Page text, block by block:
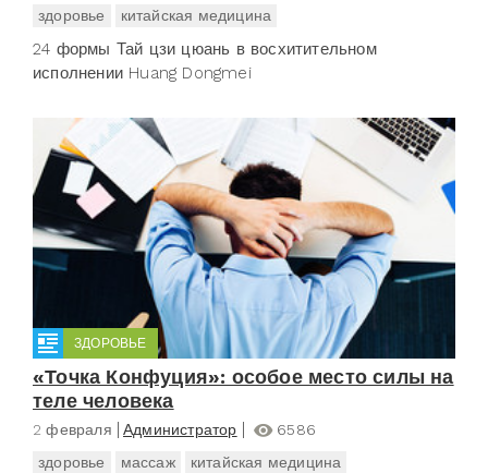
здоровье
китайская медицина
24 формы Тай цзи цюань в восхитительном
исполнении Huang Dongmei
ЗДОРОВЬЕ
«Точка Конфуция»: особое место силы на
теле человека
2 февраля Администратор
6586
здоровье
массаж китайская медицина